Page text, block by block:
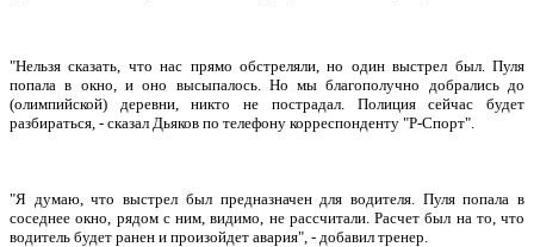
"Нельзя сказать, что нас прямо обстреляли, но один выстрел был. Пуля
попала в окно, и оно высыпалось. Но мы благополучно добрались до
(олимпийской) деревни, никто не пострадал. Полиция сейчас будет
разбираться, - сказал Дьяков по телефону корреспонденту "Р-Спорт".
"Я думаю, что выстрел был предназначен для водителя. Пуля попала в
соседнее окно, рядом с ним, видимо, не рассчитали. Расчет был на то, что
водитель будет ранен и произойдет авария", - добавил тренер.